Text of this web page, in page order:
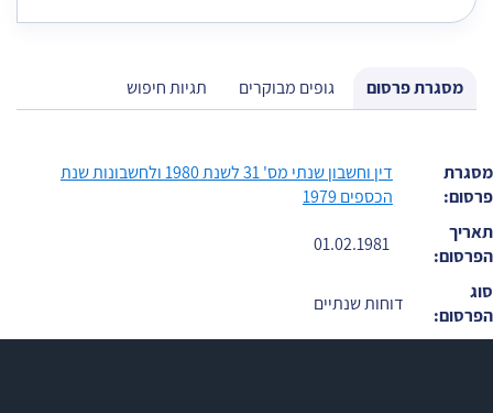
מסגרת פרסום גופים מבוקרים תגיות חיפוש
מסגרת
פרסום:
דין וחשבון שנתי מס' 31 לשנת 1980 ולחשבונות שנת
הכספים 1979
תאריך
הפרסום:
01.02.1981
סוג
הפרסום:
דוחות שנתיים